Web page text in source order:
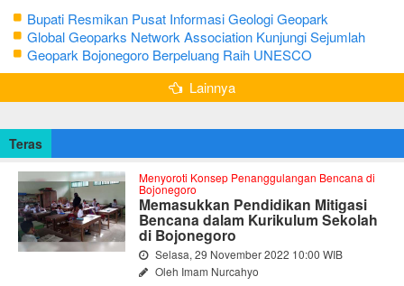
Bupati Resmikan Pusat Informasi Geologi Geopark
Bojonegoro
Global Geoparks Network Association Kunjungi Sejumlah
Geosite di Bojonegoro
Geopark Bojonegoro Berpeluang Raih UNESCO
Global Geopark
Lainnya
Teras
Menyoroti Konsep Penanggulangan Bencana di
Bojonegoro
Memasukkan Pendidikan Mitigasi
Bencana dalam Kurikulum Sekolah
di Bojonegoro
Selasa, 29 November 2022 10:00 WIB
Oleh Imam Nurcahyo